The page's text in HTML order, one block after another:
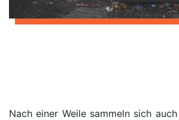
Nach einer Weile sammeln sich